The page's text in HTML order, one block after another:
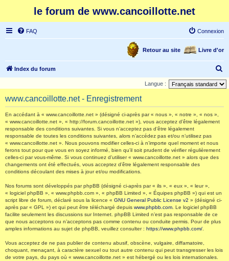
le forum de www.cancoillotte.net
FAQ Connexion
Livre d'or
Retour au site
Index du forum
e
Langue :
www.cancoillotte.net - Enregistrement
En accédant à « www.cancoillotte.net » (désigné ci-après par « nous », « notre », « nos »,
« www.cancoillotte.net », « http://forum.cancoillotte.net »), vous acceptez d’être légalement
responsable des conditions suivantes. Si vous n’acceptez pas d’être légalement
responsable de toutes les conditions suivantes, alors n’accédez pas et/ou n’utilisez pas
« www.cancoillotte.net ». Nous pouvons modifier celles-ci à n’importe quel moment et nous
ferons tout pour que vous en soyez informé, bien qu’il soit prudent de vérifier régulièrement
celles-ci par vous-même. Si vous continuez d’utiliser « www.cancoillotte.net » alors que des
changements ont été effectués, vous acceptez d’être légalement responsable des
conditions découlant des mises à jour et/ou modifications.
Nos forums sont développés par phpBB (désigné ci-après par « ils », « eux », « leur »,
« logiciel phpBB », « www.phpbb.com », « phpBB Limited », « Équipes phpBB ») qui est un
script libre de forum, déclaré sous la licence « GNU General Public License v2 » (désigné ci-
après par « GPL ») et qui peut être téléchargé depuis www.phpbb.com . Le logiciel phpBB
facilite seulement les discussions sur Internet. phpBB Limited n’est pas responsable de ce
que nous acceptons ou n’acceptons pas comme contenu ou conduite permis. Pour de plus
amples informations au sujet de phpBB, veuillez consulter : https://www.phpbb.com/
Vous acceptez de ne pas publier de contenu abusif, obscène, vulgaire, diffamatoire,
choquant, menaçant, à caractère sexuel ou tout autre contenu qui peut transgresser les lois
de votre pays, du pays où « www.cancoillotte.net » est hébergé ou les lois internationales.